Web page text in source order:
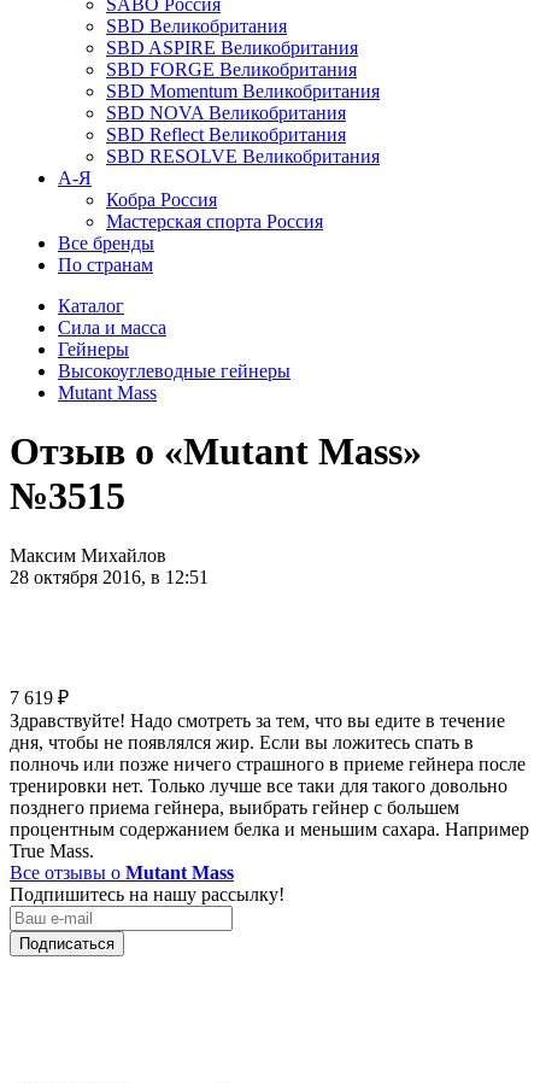
SABO Россия
SBD Великобритания
SBD ASPIRE Великобритания
SBD FORGE Великобритания
SBD Momentum Великобритания
SBD NOVA Великобритания
SBD Reflect Великобритания
SBD RESOLVE Великобритания
А-Я
Кобра Россия
Мастерская спорта Россия
Все бренды
По странам
Каталог
Сила и масса
Гейнеры
Высокоуглеводные гейнеры
Mutant Mass
Отзыв о «Mutant Mass»
№3515
Максим Михайлов
28 октября 2016, в 12:51
7 619 ₽
Здравствуйте! Надо смотреть за тем, что вы едите в течение
дня, чтобы не появлялся жир. Если вы ложитесь спать в
полночь или позже ничего страшного в приеме гейнера после
тренировки нет. Только лучше все таки для такого довольно
позднего приема гейнера, выибрать гейнер с большем
процентным содержанием белка и меньшим сахара. Например
True Mass.
Все отзывы о Mutant Mass
Подпишитесь на нашу рассылку!
Подписаться